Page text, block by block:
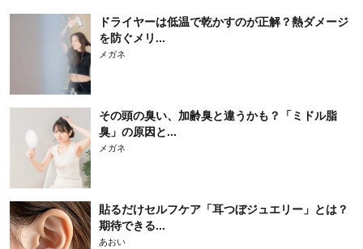
ドライヤーは低温で乾かすのが正解？熱ダメージ
を防ぐメリ...
メガネ
その頭の臭い、加齢臭と違うかも？「ミドル脂
臭」の原因と...
メガネ
貼るだけセルフケア「耳つぼジュエリー」とは？
期待できる...
あおい